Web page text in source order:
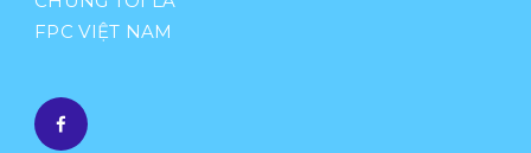
FPC VIỆT NAM